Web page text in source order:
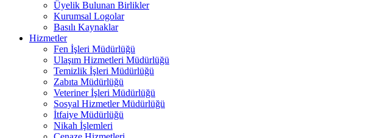
Üyelik Bulunan Birlikler
Kurumsal Logolar
Basılı Kaynaklar
Hizmetler
Fen İşleri Müdürlüğü
Ulaşım Hizmetleri Müdürlüğü
Temizlik İşleri Müdürlüğü
Zabıta Müdürlüğü
Veteriner İşleri Müdürlüğü
Sosyal Hizmetler Müdürlüğü
İtfaiye Müdürlüğü
Nikah İşlemleri